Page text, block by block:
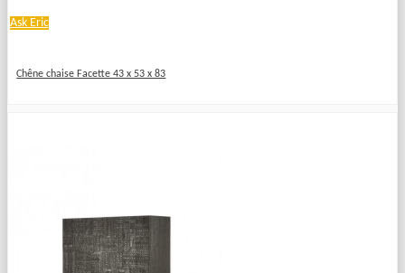
Ask Eric
Chêne chaise Facette 43 x 53 x 83